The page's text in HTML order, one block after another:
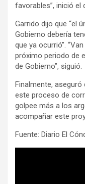
favorables”, inició el
Garrido dijo que “el
Gobierno debería
que ya ocurrió”.
próximo periodo de
de Gobierno”, siguió.
Finalmente, aseguró
este proceso de
golpee más a los
acompañar este
Fuente: Diario El